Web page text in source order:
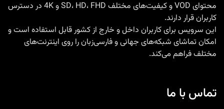
محتوای VOD و کیفیت‌های مختلف SD، HD، FHD و 4K در دسترس
کاربران قرار دارند.
این سرویس برای کاربران داخل و خارج از کشور قابل استفاده است و
امکان تماشای شبکه‌های جهانی و فارسی‌زبان را روی اینترنت‌های
مختلف فراهم می‌کند.
تماس با ما